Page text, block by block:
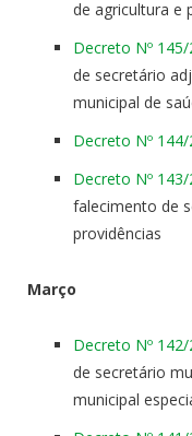
de agricultura e
Decreto Nº 145/
de secretário
municipal de
Decreto Nº 144/
Decreto Nº 143/
falecimento de
providências
Março
Decreto Nº 142/
de secretário
municipal